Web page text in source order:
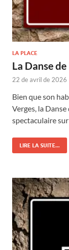
LA PLACE
La Danse
22 de avril de 2026
Bien que son
Verges, la
spectaculaire sur
LIRE LA SUITE...